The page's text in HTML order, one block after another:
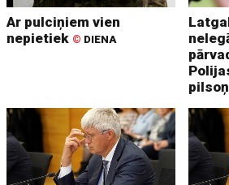
Ar pulciņiem vien
nepietiek © DIENA